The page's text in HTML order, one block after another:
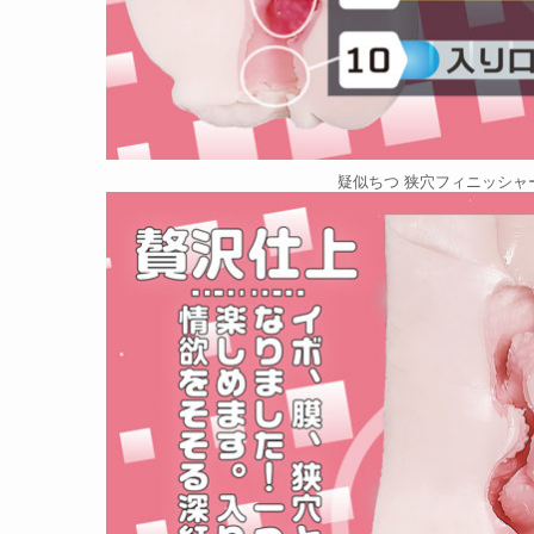
疑似ちつ 狭穴フィニッシャ